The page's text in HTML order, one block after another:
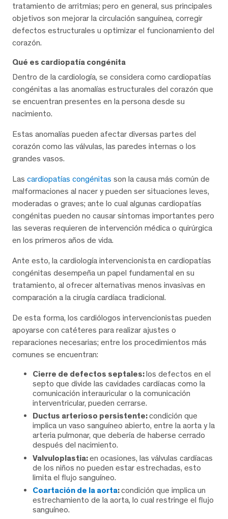
tratamiento de arritmias; pero en general, sus principales
objetivos son mejorar la circulación sanguínea, corregir
defectos estructurales u optimizar el funcionamiento del
corazón.
Qué es cardiopatía congénita
Dentro de la cardiología, se considera como cardiopatías
congénitas a las anomalías estructurales del corazón que
se encuentran presentes en la persona desde su
nacimiento.
Estas anomalías pueden afectar diversas partes del
corazón como las válvulas, las paredes internas o los
grandes vasos.
Las cardiopatías congénitas son la causa más común de
malformaciones al nacer y pueden ser situaciones leves,
moderadas o graves; ante lo cual algunas cardiopatías
congénitas pueden no causar síntomas importantes pero
las severas requieren de intervención médica o quirúrgica
en los primeros años de vida.
Ante esto, la cardiología intervencionista en cardiopatías
congénitas desempeña un papel fundamental en su
tratamiento, al ofrecer alternativas menos invasivas en
comparación a la cirugía cardíaca tradicional.
De esta forma, los cardiólogos intervencionistas pueden
apoyarse con catéteres para realizar ajustes o
reparaciones necesarias; entre los procedimientos más
comunes se encuentran:
Cierre de defectos septales:los defectos en el
septo que divide las cavidades cardíacas como la
comunicación interauricular o la comunicación
interventricular, pueden cerrarse.
Ductus arterioso persistente:condición que
implica un vaso sanguíneo abierto, entre la aorta y la
arteria pulmonar, que debería de haberse cerrado
después del nacimiento.
Valvuloplastia:en ocasiones, las válvulas cardíacas
de los niños no pueden estar estrechadas, esto
limita el flujo sanguíneo.
Coartación de la aorta:condición que implica un
estrechamiento de la aorta, lo cual restringe el flujo
sanguíneo.